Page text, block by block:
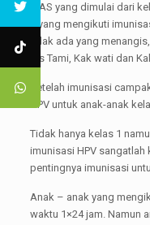
BIAS yang dimulai dari
1 yang mengikuti
tidak ada yang
Ms Tami, Kak wati dan
Setelah imunisasi
HPV untuk anak-anak
Tidak hanya kelas 1
imunisasi HPV
pentingnya imunisasi
Anak – anak yang
waktu 1×24 jam. Namun